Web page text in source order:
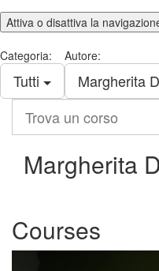
Attiva o disattiva la
Categoria:
Tutti
Autore:
Margherita
corso
Margherita
Courses